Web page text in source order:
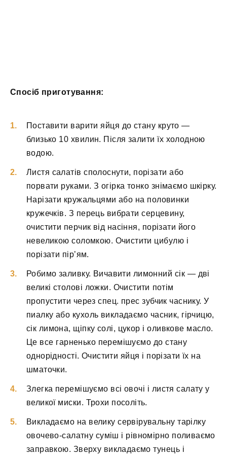
Спосіб приготування:
Поставити варити яйця до стану круто —
близько 10 хвилин. Після залити їх холодною
водою.
Листя салатів сполоснути, порізати або
порвати руками. З огірка тонко знімаємо шкірку.
Нарізати кружальцями або на половинки
кружечків. З перець вибрати серцевину,
очистити перчик від насіння, порізати його
невеликою соломкою. Очистити цибулю і
порізати пір’ям.
Робимо заливку. Вичавити лимонний сік — дві
великі столові ложки. Очистити потім
пропустити через спец. прес зубчик часнику. У
пиалку або кухоль викладаємо часник, гірчицю,
сік лимона, щіпку солі, цукор і оливкове масло.
Це все гарненько перемішуємо до стану
однорідності. Очистити яйця і порізати їх на
шматочки.
Злегка перемішуємо всі овочі і листя салату у
великої миски. Трохи посоліть.
Викладаємо на велику сервірувальну тарілку
овочево-салатну суміш і рівномірно поливаємо
заправкою. Зверху викладаємо тунець і